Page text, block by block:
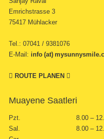
Emrichstrasse 3
75417 Mühlacker
Tel.: 07041 / 9381076
E-Mail: info (at)
ROUTE PLANEN
Muayene Saatleri
Pzt. 8.00 –
Sal.
8.00 –